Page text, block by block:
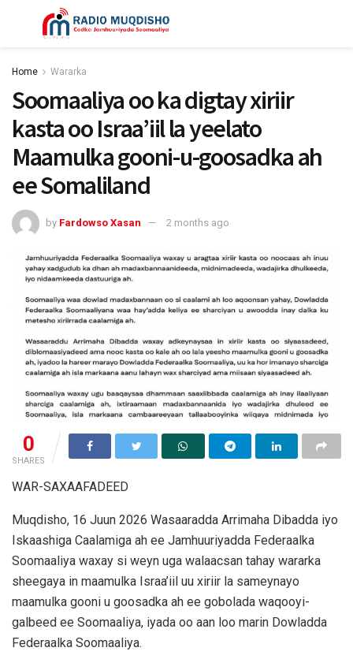
Home Wararka
Soomaaliya oo ka digtay xiriir
kasta oo Israa’iil la yeelato
Maamulka gooni-u-goosadka ah
ee Somaliland
by Fardowso Xasan 2 months ago
0
SHARES
WAR-SAXAAFADEED
Muqdisho, 16 Juun 2026 Wasaaradda Arrimaha Dibadda iyo
Iskaashiga Caalamiga ah ee Jamhuuriyadda Federaalka
Soomaaliya waxay si weyn uga walaacsan tahay wararka
sheegaya in maamulka Israa’iil uu xiriir la sameynayo
maamulka gooni u goosadka ah ee gobolada waqooyi-
galbeed ee Soomaaliya, iyada oo aan loo marin Dowladda
Federaalka Soomaaliya.